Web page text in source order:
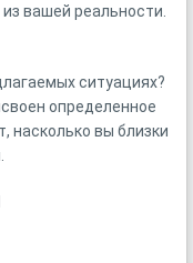
вашей реальности.
ситуациях?
определенное
насколько вы близки